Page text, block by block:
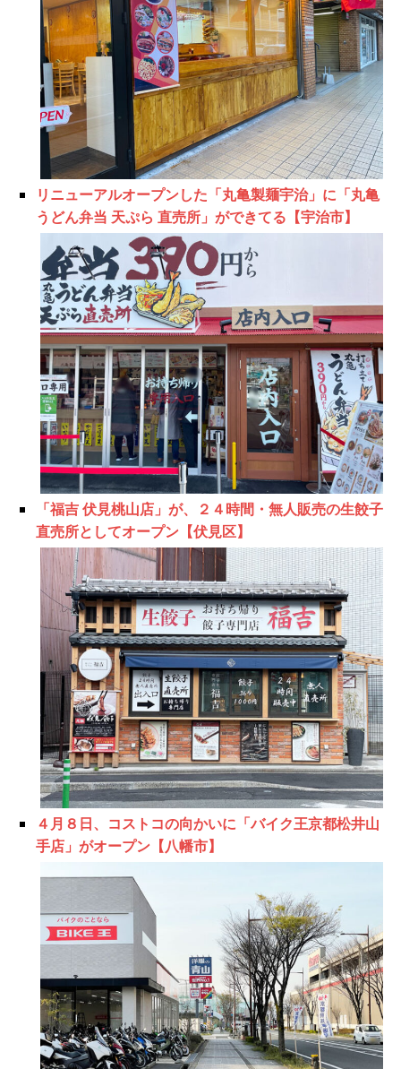
リニューアルオープンした「丸亀製麺宇治」に「丸亀
うどん弁当 天ぷら 直売所」ができてる【宇治市】
「福吉 伏見桃山店」が、２４時間・無人販売の生餃子
直売所としてオープン【伏見区】
４月８日、コストコの向かいに「バイク王京都松井山
手店」がオープン【八幡市】